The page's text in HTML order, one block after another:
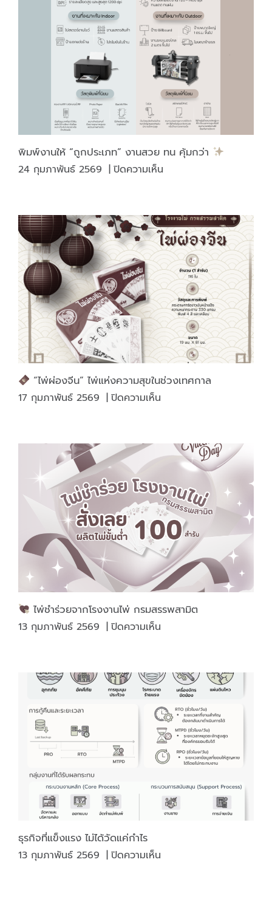
ได้
มี
ดี
แค่
“เงา
สวย”
พิมพ์งานให้ “ถูกประเภท” งานสวย ทน คุ้มกว่า
24 กุมภาพันธ์ 2569 | ปิดความเห็นบน
ให้
“ถูก
ประเภท”
งาน
สวย
ทน
คุ้ม
กว่า
“ไพ่ผ่องจีน” ไพ่แห่งความสุขในช่วงเทศกาล
17 กุมภาพันธ์ 2569 | ปิดความเห็นบน
ผ่อง
จีน”
แห่ง
ความ
สุข
ใน
ช่วง
เทศกาล
ไพ่ชำร่วยจากโรงงานไพ่ กรมสรรพสามิต
13 กุมภาพันธ์ 2569 | ปิดความเห็นบน
ชำร่วย
จาก
โรงงาน
ไพ่
กรม
สรรพ
สามิต
ธุรกิจที่แข็งแรง ไม่ได้วัดแค่กำไร
13 กุมภาพันธ์ 2569 | ปิดความเห็นบน